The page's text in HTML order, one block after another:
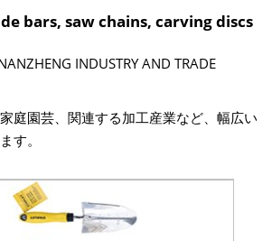
bars, saw chains, carving discs
INDUSTRY AND TRADE
庭園芸、関連する加工産業など、幅広い
す。